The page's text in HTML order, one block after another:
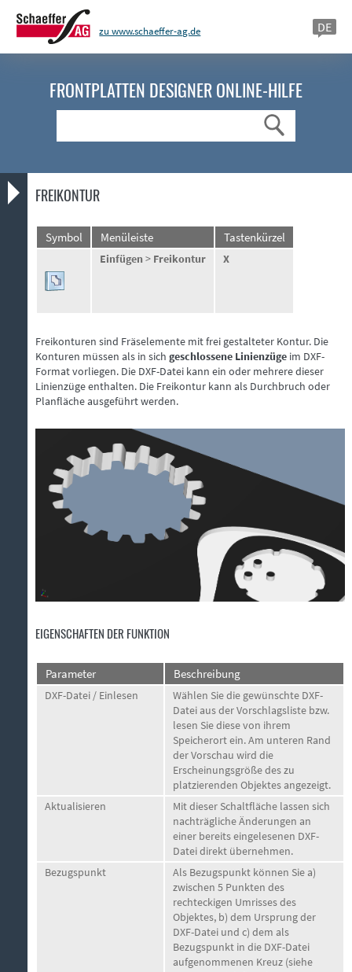
zu www.schaeffer-ag.de DE
FRONTPLATTEN DESIGNERONLINE-HILFE
FREIKONTUR
Symbol Menüleiste Tastenkürzel
Einfügen > Freikontur X
Freikonturen sind Fräselemente mit frei gestalteter Kontur. Die
Konturen müssen als in sich geschlossene Linienzüge im DXF-
Format vorliegen. Die DXF-Datei kann ein oder mehrere dieser
Linienzüge enthalten. Die Freikontur kann als Durchbruch oder
Planfläche ausgeführt werden.
EIGENSCHAFTEN DER FUNKTION
Parameter Beschreibung
DXF-Datei / Einlesen
Wählen Sie die gewünschte DXF-
Datei aus der Vorschlagsliste bzw.
lesen Sie diese von ihrem
Speicherort ein. Am unteren Rand
der Vorschau wird die
Erscheinungsgröße des zu
platzierenden Objektes angezeigt.
Aktualisieren
Mit dieser Schaltfläche lassen sich
nachträgliche Änderungen an
einer bereits eingelesenen DXF-
Datei direkt übernehmen.
Bezugspunkt
Als Bezugspunkt können Sie a)
zwischen 5 Punkten des
rechteckigen Umrisses des
Objektes, b) dem Ursprung der
DXF-Datei und c) dem als
Bezugspunkt in die DXF-Datei
aufgenommenen Kreuz (siehe